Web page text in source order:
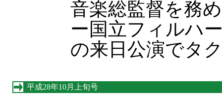
音楽総監督を務
ー国立フィルハ
の来日公演でタ
平成28年10月上旬号